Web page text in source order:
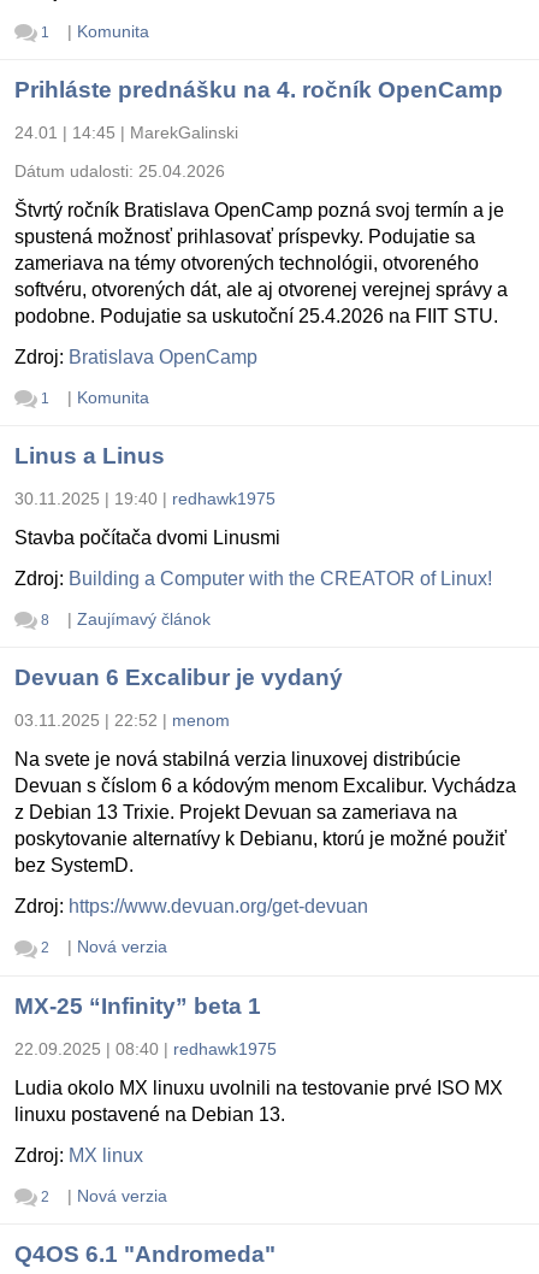
1 | Komunita
Prihláste prednášku na 4. ročník OpenCamp
24.01 | 14:45 | MarekGalinski
Dátum udalosti: 25.04.2026
Štvrtý ročník Bratislava OpenCamp pozná svoj termín a je
spustená možnosť prihlasovať príspevky. Podujatie sa
zameriava na témy otvorených technológii, otvoreného
softvéru, otvorených dát, ale aj otvorenej verejnej správy a
podobne. Podujatie sa uskutoční 25.4.2026 na FIIT STU.
Zdroj: Bratislava OpenCamp
1 | Komunita
Linus a Linus
30.11.2025 | 19:40 | redhawk1975
Stavba počítača dvomi Linusmi
Zdroj: Building a Computer with the CREATOR of Linux!
8 | Zaujímavý článok
Devuan 6 Excalibur je vydaný
03.11.2025 | 22:52 | menom
Na svete je nová stabilná verzia linuxovej distribúcie
Devuan s číslom 6 a kódovým menom Excalibur. Vychádza
z Debian 13 Trixie. Projekt Devuan sa zameriava na
poskytovanie alternatívy k Debianu, ktorú je možné použiť
bez SystemD.
Zdroj: https://www.devuan.org/get-devuan
2 | Nová verzia
MX-25 “Infinity” beta 1
22.09.2025 | 08:40 | redhawk1975
Ludia okolo MX linuxu uvolnili na testovanie prvé ISO MX
linuxu postavené na Debian 13.
Zdroj: MX linux
2 | Nová verzia
Q4OS 6.1 "Andromeda"